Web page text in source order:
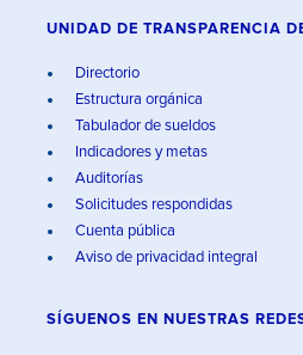
UNIDAD DE TRANSPARENCIA
Directorio
Estructura orgánica
Tabulador de sueldos
Indicadores y metas
Auditorías
Solicitudes respondidas
Cuenta pública
Aviso de privacidad integral
SÍGUENOS EN NUESTRAS